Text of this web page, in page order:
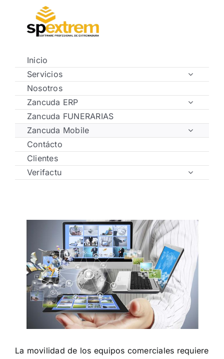
contenido
Inicio
Servicios
Nosotros
Zancuda ERP
Zancuda FUNERARIAS
Zancuda Mobile
Contácto
Clientes
Verifactu
La movilidad de los equipos comerciales requiere